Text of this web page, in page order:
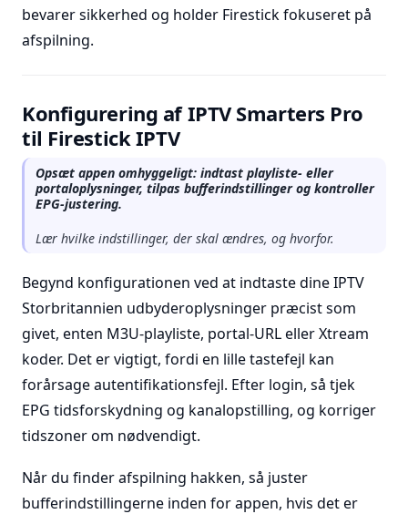
bevarer sikkerhed og holder Firestick fokuseret på
afspilning.
Konfigurering af IPTV Smarters Pro
til Firestick IPTV
Opsæt appen omhyggeligt: indtast playliste- eller
portaloplysninger, tilpas bufferindstillinger og kontroller
EPG-justering.
Lær hvilke indstillinger, der skal ændres, og hvorfor.
Begynd konfigurationen ved at indtaste dine IPTV
Storbritannien udbyderoplysninger præcist som
givet, enten M3U-playliste, portal-URL eller Xtream
koder. Det er vigtigt, fordi en lille tastefejl kan
forårsage autentifikationsfejl. Efter login, så tjek
EPG tidsforskydning og kanalopstilling, og korriger
tidszoner om nødvendigt.
Når du finder afspilning hakken, så juster
bufferindstillingerne inden for appen, hvis det er